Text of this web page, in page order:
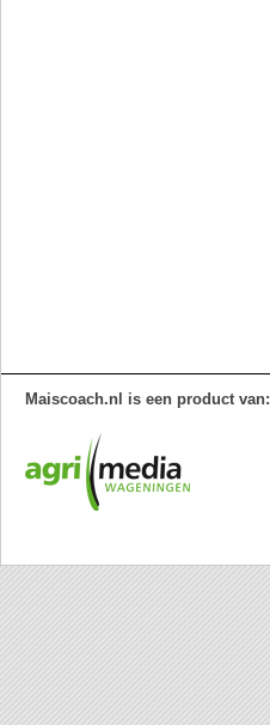
Maiscoach.nl is een product van: